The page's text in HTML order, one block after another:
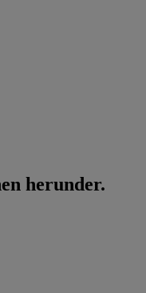
herunder.